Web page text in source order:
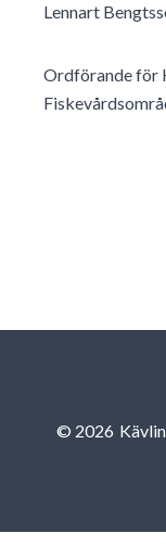
Lennart
Ordförande för
© 2026